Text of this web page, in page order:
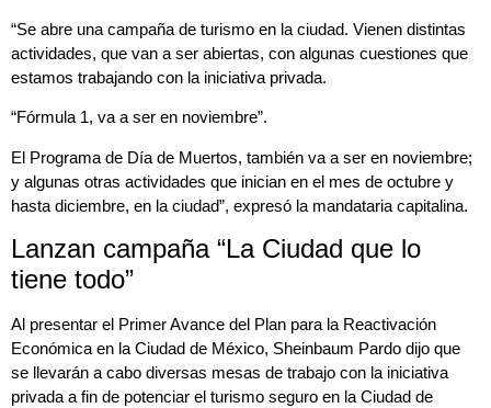
“Se abre una campaña de turismo en la ciudad. Vienen distintas
actividades, que van a ser abiertas, con algunas cuestiones que
estamos trabajando con la iniciativa privada.
“Fórmula 1, va a ser en noviembre”.
El Programa de Día de Muertos, también va a ser en noviembre;
y algunas otras actividades que inician en el mes de octubre y
hasta diciembre, en la ciudad”, expresó la mandataria capitalina.
Lanzan campaña “La Ciudad que lo
tiene todo”
Al presentar el Primer Avance del Plan para la Reactivación
Económica en la Ciudad de México, Sheinbaum Pardo dijo que
se llevarán a cabo diversas mesas de trabajo con la iniciativa
privada a fin de potenciar el turismo seguro en la Ciudad de